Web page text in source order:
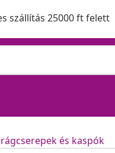
szállítás 25000 ft felett
és kaspók